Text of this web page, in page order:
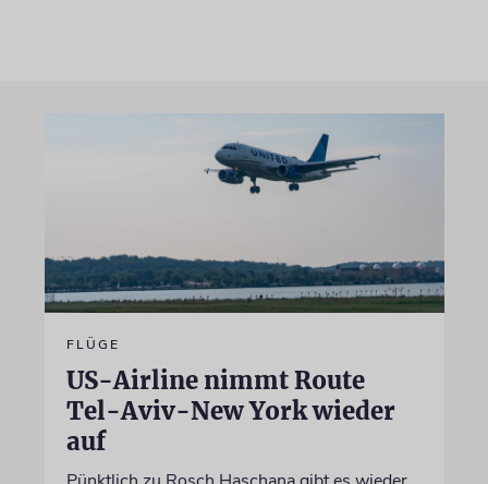
FLÜGE
US-Airline nimmt Route
Tel-Aviv-New York wieder
auf